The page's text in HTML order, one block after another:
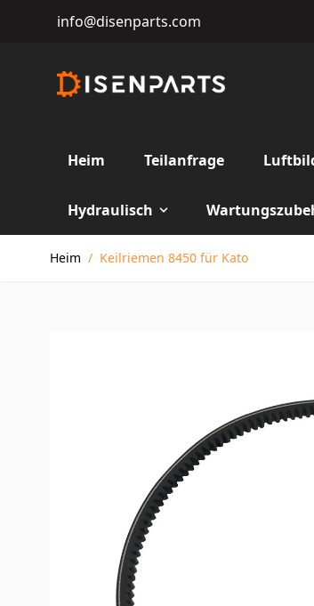
info@disenparts.com
Heim Teilanfrage
Hydraulisch
Heim / Keilriemen 8450 für Kato